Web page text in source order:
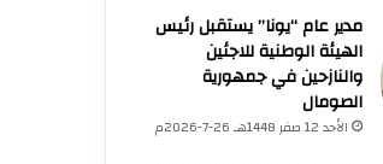
الخميس 23 صفر 1448هـ 6-8-2026م
مدير عام “يونا” يستقبل رئيس
الهيئة الوطنية للاجئين
والنازحين في جمهورية
الصومال
الأحد 12 صفر 1448هـ 26-7-2026م